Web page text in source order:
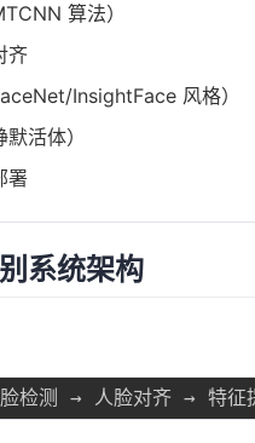
算法）
齐
InsightFace 风格）
活体）
署
系统架构